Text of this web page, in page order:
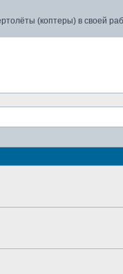
(коптеры) в своей